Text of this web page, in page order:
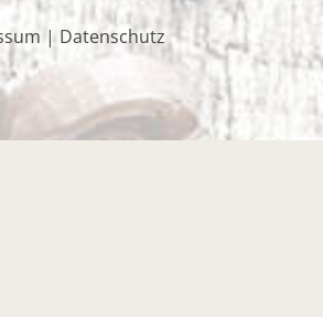
| Datenschutz